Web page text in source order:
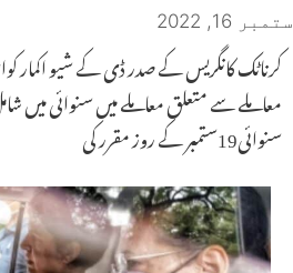
ستمبر 16, 2022
کرناٹک کانگریس کے صدر ڈی کے شیو اکمار
معاملے سے متعلق معاملے میں سنوائی میں
سنوائی19ستمبر کے روز مقرر کی